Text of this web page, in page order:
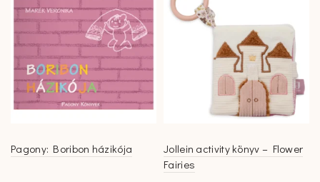
Pagony: Boribon házikója
Jollein activity könyv – Flower
Fairies